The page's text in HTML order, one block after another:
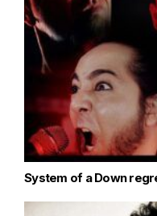
System of a Down